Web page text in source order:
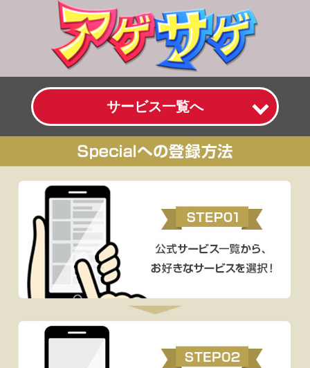
サービス一覧へ